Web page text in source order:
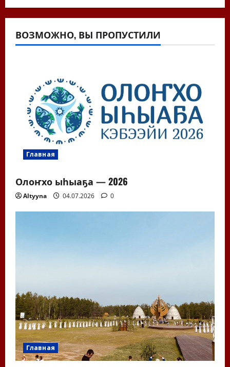
ВОЗМОЖНО, ВЫ ПРОПУСТИЛИ
Главная
Олоҥхо ыһыаҕа — 2026
Altyyna 04.07.2026 0
Главная